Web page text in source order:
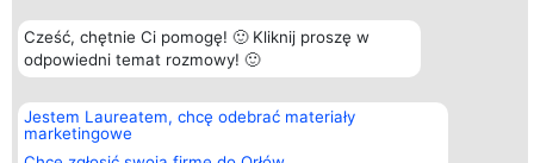
Cześć, chętnie Ci pomogę! 🙂 Kliknij proszę w
odpowiedni temat rozmowy! 🙂
Jestem Laureatem, chcę odebrać materiały
marketingowe
Organizator plebiscytu
Bright Side Solutions sp. z o.
o. sp. k.
Wrocław 50-079
KRS 0000749100 | Regon
381313360 | NIP 8943132676
Plebiscyt
Laureaci
Lista
Laureatów
Zasady
Kontakt